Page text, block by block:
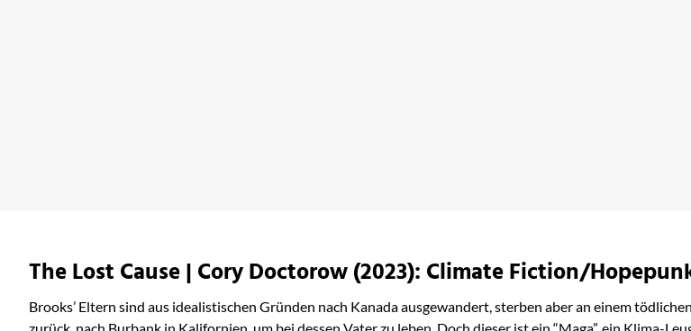
The Lost Cause | Cory Doctorow (2023): Climate Fiction/
Brooks’ Eltern sind aus idealistischen Gründen nach Kanada ausgewandert, sterben aber an einem